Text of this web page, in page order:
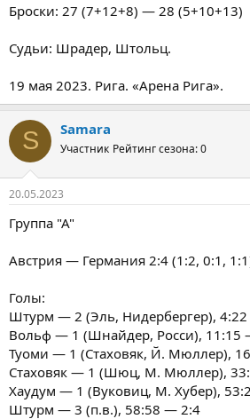
Броски: 27 (7+12+8) — 28 (5+10+13)
Судьи: Шрадер, Штольц.
19 мая 2023. Рига. «Арена Рига».
S Samara
Участник Рейтинг сезона: 0
20.05.2023
Группа "А"
Австрия — Германия 2:4 (1:2, 0:1,
Голы:
Штурм — 2 (Эль, Нидербергер),
Вольф — 1 (Шнайдер, Росси), 11:15
Туоми — 1 (Стаховяк, Й. Мюллер),
Стаховяк — 1 (Шюц, М. Мюллер),
Хаудум — 1 (Вуковиц, М. Хубер),
Штурм — 3 (п.в.), 58:58 — 2:4